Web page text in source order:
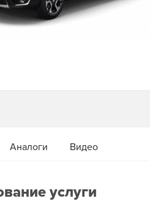
Аналоги Видео
услуги